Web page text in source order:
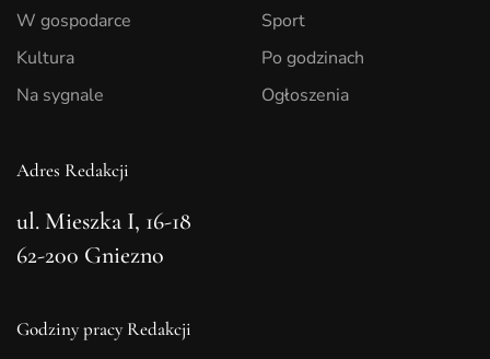
W gospodarce
Kultura
Na sygnale
Sport
Po godzinach
Ogłoszenia
Adres Redakcji
ul. Mieszka I, 16-18
62-200 Gniezno
Godziny pracy Redakcji